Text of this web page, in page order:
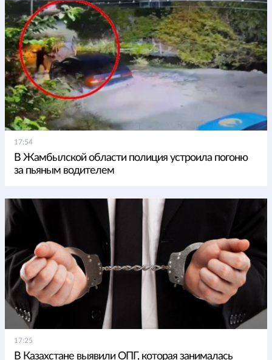
17:54
В Жамбылской области полиция устроила погоню
за пьяным водителем
17:25
В Казахстане выявили ОПГ, которая занималась